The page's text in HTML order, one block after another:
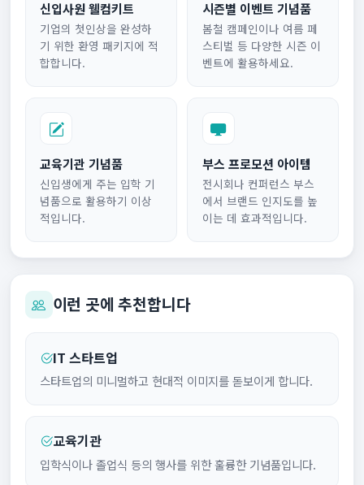
신입사원 웰컴키트
기업의 첫인상을 완성하
기 위한 환영 패키지에 적
합합니다.
시즌별 이벤트 기념품
봄철 캠페인이나 여름 페
스티벌 등 다양한 시즌 이
벤트에 활용하세요.
교육기관 기념품
신입생에게 주는 입학 기
념품으로 활용하기 이상
적입니다.
부스 프로모션 아이템
전시회나 컨퍼런스 부스
에서 브랜드 인지도를 높
이는 데 효과적입니다.
이런 곳에 추천합니다
IT 스타트업
스타트업의 미니멀하고 현대적 이미지를 돋보이게 합니다.
교육기관
입학식이나 졸업식 등의 행사를 위한 훌륭한 기념품입니다.